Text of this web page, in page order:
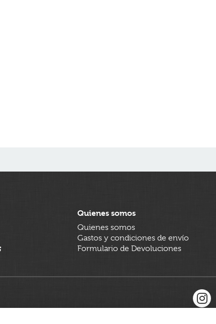
Quienes somos
Quienes somos
Gastos y condiciones de envío
Formulario de Devoluciones